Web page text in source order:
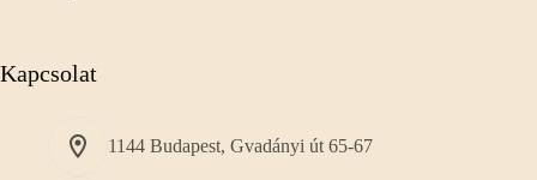
Kapcsolat
1144 Budapest, Gvadányi út 65-67